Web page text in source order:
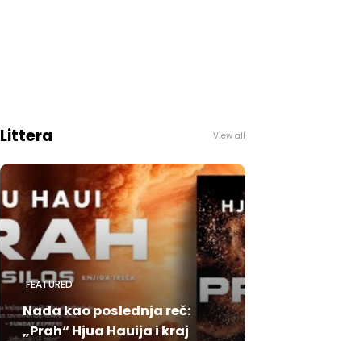
Littera View all
FEATURED
Nada kao poslednja reč:
„Prah“ Hjua Hauija i kraj